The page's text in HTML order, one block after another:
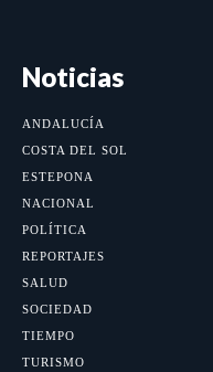
Noticias
ANDALUCÍA
COSTA DEL SOL
ESTEPONA
NACIONAL
POLÍTICA
REPORTAJES
SALUD
SOCIEDAD
TIEMPO
TURISMO